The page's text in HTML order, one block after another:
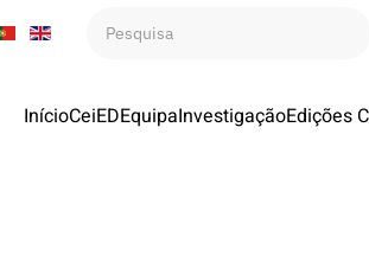
InícioCeiEDEquipaInvestigaçãoEdições